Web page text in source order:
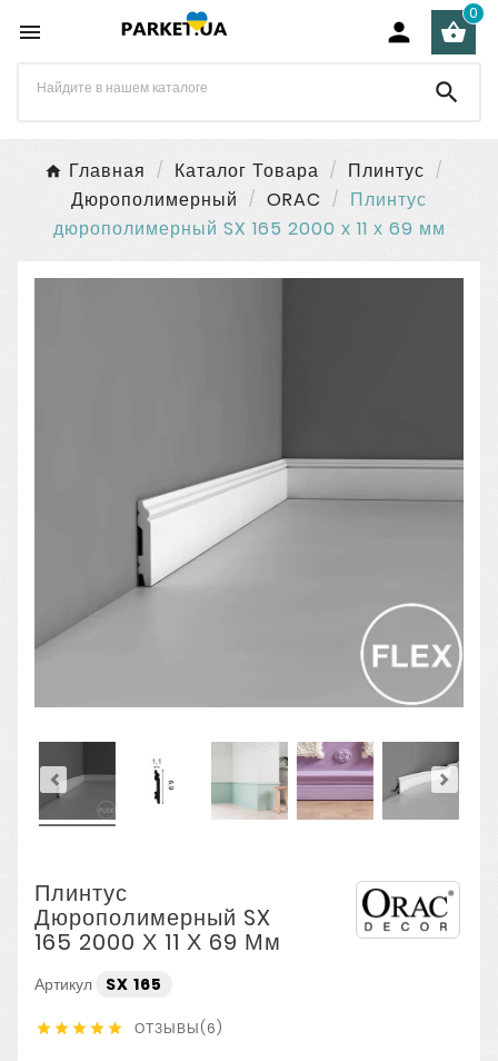
  
0

Главная Каталог Товара
Плинтус
Дюрополимерный
ORAC
Плинтус
дюрополимерный SX 165 2000 х 11 х 69 мм
Плинтус
Дюрополимерный SX
165 2000 Х 11 Х 69 Мм
Артикул SX 165
     ОТЗЫВЫ(6)